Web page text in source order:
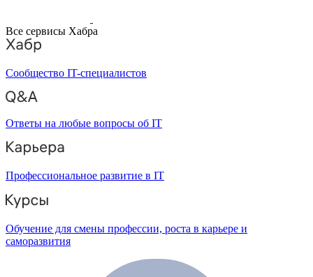
Все сервисы Хабра
Сообщество IT-специалистов
Ответы на любые вопросы об IT
Профессиональное развитие в IT
Обучение для смены профессии, роста в карьере и
саморазвития